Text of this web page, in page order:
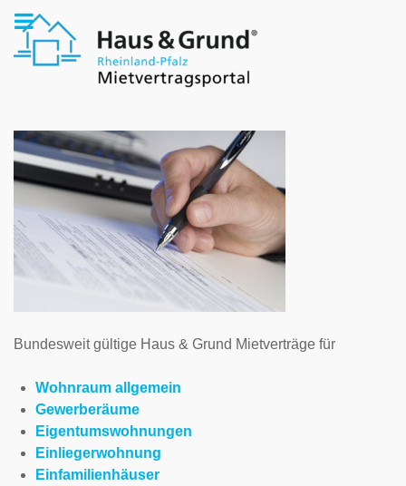
Bundesweit gültige Haus & Grund Mietverträge für
Wohnraum allgemein
Gewerberäume
Eigentumswohnungen
Einliegerwohnung
Einfamilienhäuser